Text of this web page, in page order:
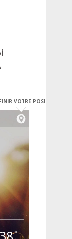
VOTRE POSITION
°